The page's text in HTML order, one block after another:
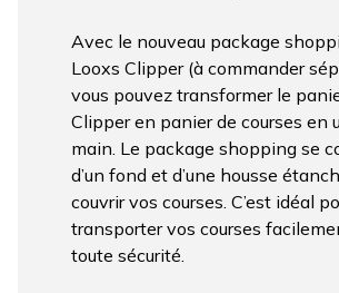
Avec le nouveau package
Looxs Clipper (à commander
vous pouvez transformer le
Clipper en panier de courses en
main. Le package shopping se
d’un fond et d’une housse
couvrir vos courses. C’est idéal
transporter vos courses
toute sécurité.